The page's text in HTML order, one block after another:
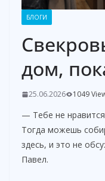
БЛОГИ
дом,
25.06.2026 1049
— Тебе не
Тогда можешь
здесь, и это не
Павел.